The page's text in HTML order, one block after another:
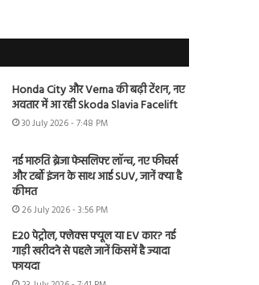
Honda City और Verna की बढ़ी टेंशन, नए
अवतार में आ रही Skoda Slavia Facelift
30 July 2026 - 7:48 PM
नई मारुति ब्रेजा फेसलिफ्ट लॉन्च, नए फीचर्स
और टर्बो इंजन के साथ आई SUV, जानें क्या है
कीमत
26 July 2026 - 3:56 PM
E20 पेट्रोल, फ्लेक्स फ्यूल या EV कार? नई
गाड़ी खरीदने से पहले जानें किसमें है ज्यादा
फायदा